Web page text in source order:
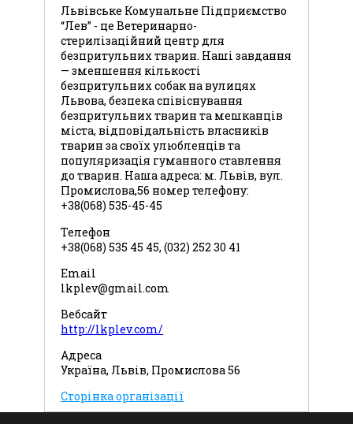
Львівське Комунальне Підприємство
“Лев” - це Ветеринарно-
стерилізаційний центр для
безпритульних тварин. Наші завдання
— зменшення кількості
безпритульних собак на вулицях
Львова, безпека співіснування
безпритульних тварин та мешканців
міста, відповідальність власників
тварин за своїх улюбленців та
популяризація гуманного ставлення
до тварин. Наша адреса: м. Львів, вул.
Промислова,56 номер телефону:
+38(068) 535-45-45
Телефон
+38(068) 535 45 45, (032) 252 30 41
Email
lkplev@gmail.com
Вебсайт
http://lkplev.com/
Адреса
Україна, Львів, Промислова 56
Сторінка організації